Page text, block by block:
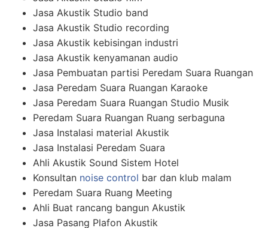
Jasa Akustik Studio band
Jasa Akustik Studio recording
Jasa Akustik kebisingan industri
Jasa Akustik kenyamanan audio
Jasa Pembuatan partisi Peredam Suara Ruangan
Jasa Peredam Suara Ruangan Karaoke
Jasa Peredam Suara Ruangan Studio Musik
Peredam Suara Ruangan Ruang serbaguna
Jasa Instalasi material Akustik
Jasa Instalasi Peredam Suara
Ahli Akustik Sound Sistem Hotel
Konsultan noise control bar dan klub malam
Peredam Suara Ruang Meeting
Ahli Buat rancang bangun Akustik
Jasa Pasang Plafon Akustik